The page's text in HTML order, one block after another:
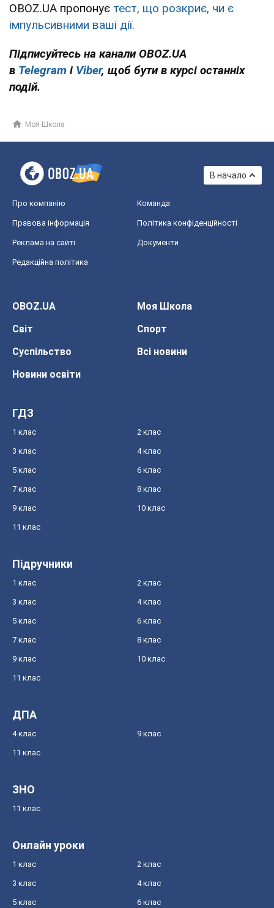
OBOZ.UA пропонує тест, що розкриє, чи є
імпульсивними ваші дії.
Підписуйтесь на канали OBOZ.UA
в Telegram і Viber, щоб бути в курсі останніх
подій.
Моя Школа
В начало
Про компанію Команда
Правова інформація Політика конфіденційності
Реклама на сайті Документи
Редакційна політика
OBOZ.UA
Моя Школа
Світ
Спорт
Суспільство
Всі новини
Новини освіти
ГДЗ
1 клас 2 клас
3 клас 4 клас
5 клас 6 клас
7 клас 8 клас
9 клас 10 клас
11 клас
Підручники
1 клас 2 клас
3 клас 4 клас
5 клас 6 клас
7 клас 8 клас
9 клас 10 клас
11 клас
ДПА
4 клас 9 клас
11 клас
ЗНО
11 клас
Онлайн уроки
1 клас 2 клас
3 клас 4 клас
5 клас 6 клас